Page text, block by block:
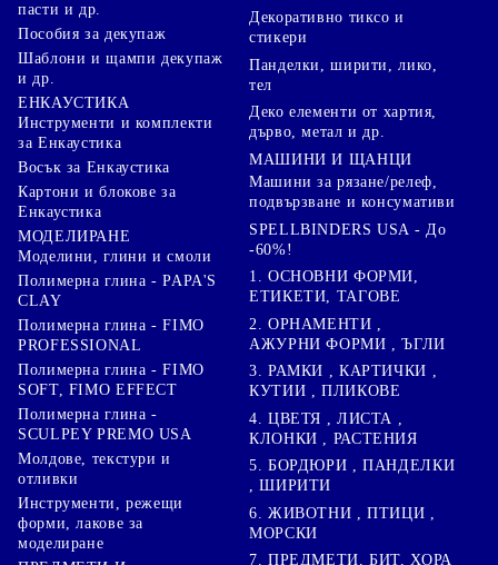
пасти и др.
Пособия за декупаж
Шаблони и щампи декупаж
и др.
ЕНКАУСТИКА
Инструменти и комплекти
за Енкаустика
Восък за Енкаустика
Картони и блокове за
Енкаустика
МОДЕЛИРАНЕ
Моделини, глини и смоли
Полимерна глина - PAPA'S
CLAY
Полимерна глина - FIMO
PROFESSIONAL
Полимерна глина - FIMO
SOFT, FIMO EFFECT
Полимерна глина -
SCULPEY PREMO USA
Молдове, текстури и
отливки
Инструменти, режещи
форми, лакове за
моделиране
Декоративно тиксо и
стикери
Панделки, ширити, лико,
тел
Деко елементи от хартия,
дърво, метал и др.
МАШИНИ И ЩАНЦИ
Машини за рязане/релеф,
подвързване и консумативи
SPELLBINDERS USA - До
-60%!
1. ОСНОВНИ ФОРМИ,
ЕТИКЕТИ, ТАГОВЕ
2. ОРНАМЕНТИ ,
АЖУРНИ ФОРМИ , ЪГЛИ
3. РАМКИ , КАРТИЧКИ ,
КУТИИ , ПЛИКОВЕ
4. ЦВЕТЯ , ЛИСТА ,
КЛОНКИ , РАСТЕНИЯ
5. БОРДЮРИ , ПАНДЕЛКИ
, ШИРИТИ
6. ЖИВОТНИ , ПТИЦИ ,
МОРСКИ
7. ПРЕДМЕТИ, БИТ, ХОРА